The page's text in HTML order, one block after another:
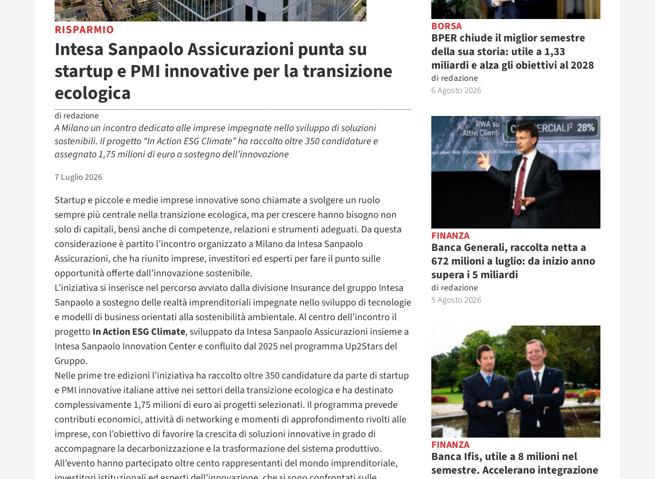
RISPARMIO
Intesa Sanpaolo Assicurazioni punta su
startup e PMI innovative per la transizione
ecologica
di redazione
A Milano un incontro dedicato alle imprese impegnate nello sviluppo di soluzioni
sostenibili. Il progetto “In Action ESG Climate” ha raccolto oltre 350 candidature e
assegnato 1,75 milioni di euro a sostegno dell’innovazione
7 Luglio 2026
Startup e piccole e medie imprese innovative sono chiamate a svolgere un ruolo
sempre più centrale nella transizione ecologica, ma per crescere hanno bisogno non
solo di capitali, bensì anche di competenze, relazioni e strumenti adeguati. Da questa
considerazione è partito l’incontro organizzato a Milano da Intesa Sanpaolo
Assicurazioni, che ha riunito imprese, investitori ed esperti per fare il punto sulle
opportunità offerte dall’innovazione sostenibile.
L’iniziativa si inserisce nel percorso avviato dalla divisione Insurance del gruppo Intesa
Sanpaolo a sostegno delle realtà imprenditoriali impegnate nello sviluppo di tecnologie
e modelli di business orientati alla sostenibilità ambientale. Al centro dell’incontro il
progetto In Action ESG Climate, sviluppato da Intesa Sanpaolo Assicurazioni insieme a
Intesa Sanpaolo Innovation Center e confluito dal 2025 nel programma Up2Stars del
Gruppo.
Nelle prime tre edizioni l’iniziativa ha raccolto oltre 350 candidature da parte di startup
e PMI innovative italiane attive nei settori della transizione ecologica e ha destinato
complessivamente 1,75 milioni di euro ai progetti selezionati. Il programma prevede
contributi economici, attività di networking e momenti di approfondimento rivolti alle
imprese, con l’obiettivo di favorire la crescita di soluzioni innovative in grado di
accompagnare la decarbonizzazione e la trasformazione del sistema produttivo.
All’evento hanno partecipato oltre cento rappresentanti del mondo imprenditoriale,
BORSA
BPER chiude il miglior semestre
della sua storia: utile a 1,33
miliardi e alza gli obiettivi al 2028
di redazione
6 Agosto 2026
FINANZA
Banca Generali, raccolta netta a
672 milioni a luglio: da inizio anno
supera i 5 miliardi
di redazione
5 Agosto 2026
FINANZA
Banca Ifis, utile a 8 milioni nel
semestre. Accelerano integrazione